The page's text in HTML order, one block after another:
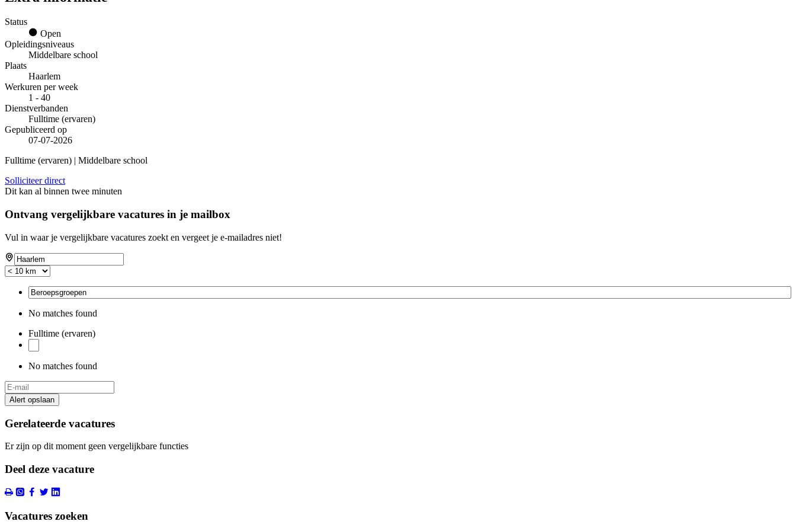
Status
Open
Opleidingsniveaus
Middelbare school
Plaats
Haarlem
Werkuren per week
1 - 40
Dienstverbanden
Fulltime (ervaren)
Gepubliceerd op
07-07-2026
Fulltime (ervaren) | Middelbare school
Solliciteer direct
Dit kan al binnen twee minuten
Ontvang vergelijkbare vacatures in je mailbox
Vul in waar je vergelijkbare vacatures zoekt en vergeet je e-mailadres niet!
No matches found
Fulltime (ervaren)
No matches found
Alert opslaan
Gerelateerde vacatures
Er zijn op dit moment geen vergelijkbare functies
Deel deze vacature
Vacatures zoeken